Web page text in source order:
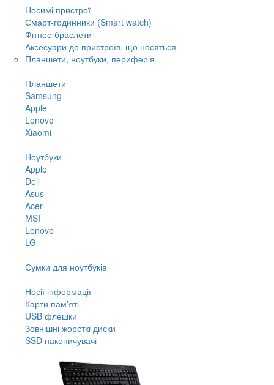
Носимі пристрої
Смарт-годинники (Smart watch)
Фітнес-браслети
Аксесуари до пристроїв, що носяться
Планшети, ноутбуки, периферія
Планшети
Samsung
Apple
Lenovo
Xiaomi
Ноутбуки
Apple
Dell
Asus
Acer
MSI
Lenovo
LG
Сумки для ноутбуків
Носії інформації
Карти пам'яті
USB флешки
Зовнішні жорсткі диски
SSD накопичувачі